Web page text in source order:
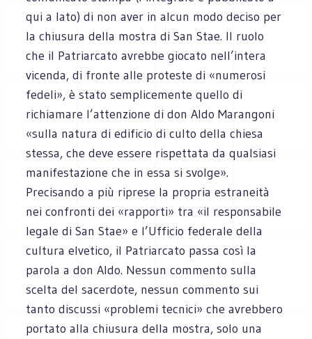
qui a lato) di non aver in alcun modo deciso per
la chiusura della mostra di San Stae. Il ruolo
che il Patriarcato avrebbe giocato nell’intera
vicenda, di fronte alle proteste di «numerosi
fedeli», è stato semplicemente quello di
richiamare l’attenzione di don Aldo Marangoni
«sulla natura di edificio di culto della chiesa
stessa, che deve essere rispettata da qualsiasi
manifestazione che in essa si svolge».
Precisando a più riprese la propria estraneità
nei confronti dei «rapporti» tra «il responsabile
legale di San Stae» e l’Ufficio federale della
cultura elvetico, il Patriarcato passa così la
parola a don Aldo. Nessun commento sulla
scelta del sacerdote, nessun commento sui
tanto discussi «problemi tecnici» che avrebbero
portato alla chiusura della mostra, solo una